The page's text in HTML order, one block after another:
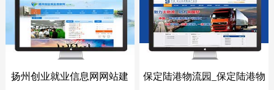
- 网站建设案例 -
扬州创业就业信息网网站建
- 网站建设案例 -
保定陆港物流园_保定陆港物